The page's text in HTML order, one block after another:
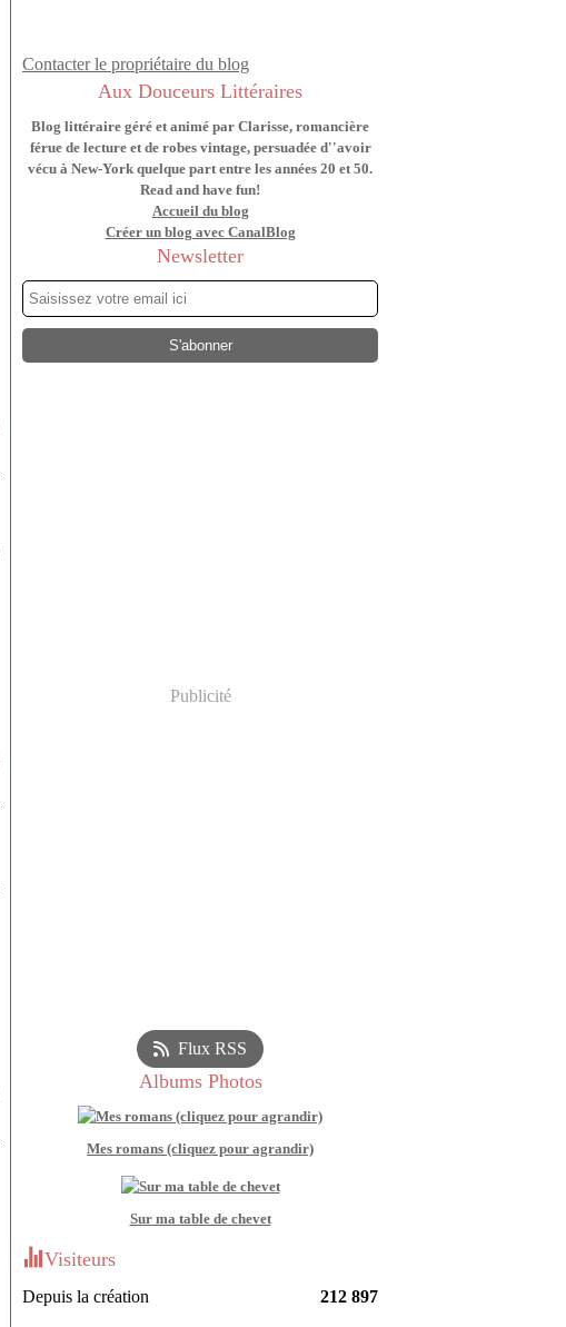
Contacter le propriétaire du blog
Aux Douceurs Littéraires
Blog littéraire géré et animé par Clarisse, romancière
férue de lecture et de robes vintage, persuadée d''avoir
vécu à New-York quelque part entre les années 20 et 50.
Read and have fun!
Accueil du blog
Créer un blog avec CanalBlog
Newsletter
Publicité
Flux RSS
Albums Photos
Mes romans (cliquez pour agrandir)
Sur ma table de chevet
Visiteurs
Depuis la création 212 897